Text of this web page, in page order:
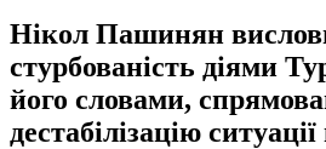
Нікол Пашинян
стурбованість діями
його словами,
дестабілізацію ситуації